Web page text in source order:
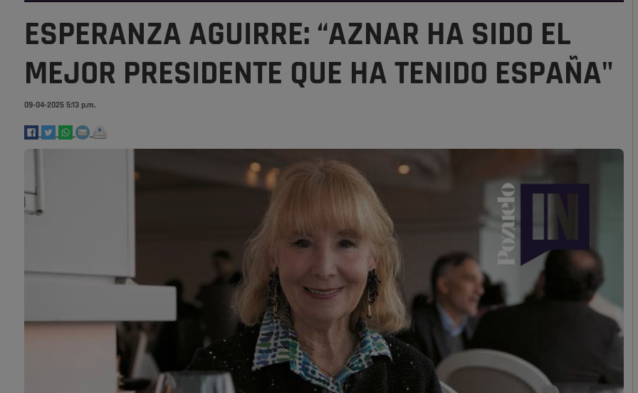
ESPERANZA AGUIRRE: “AZNAR HA SIDO EL
MEJOR PRESIDENTE QUE HA TENIDO ESPAÑA"
09-04-2025 5:13 p.m.